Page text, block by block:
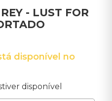
- LUST FOR
disponível no
disponível